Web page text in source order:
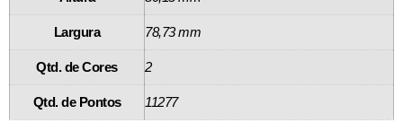
Largura 78,73 mm
Qtd. de Cores 2
Qtd. de Pontos 11277